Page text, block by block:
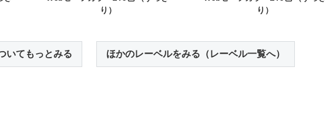
り）
り）
いてもっとみる ほかのレーベルをみる（レーベル一覧へ）